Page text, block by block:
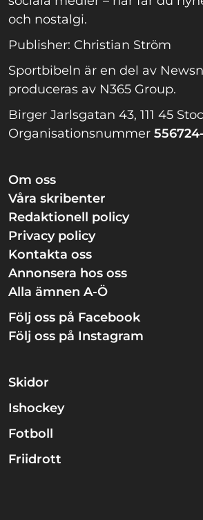
och nostalgi.
Publisher: Christian Ström
Sportbibeln är en del av
produceras av N365 Group.
Birger Jarlsgatan 43, 111 45
Organisationsnummer
Om oss
Våra skribenter
Redaktionell policy
Privacy policy
Kontakta oss
Annonsera hos oss
Alla ämnen A-Ö
Följ oss på Facebook
Följ oss på Instagram
Skidor
Ishockey
Fotboll
Friidrott